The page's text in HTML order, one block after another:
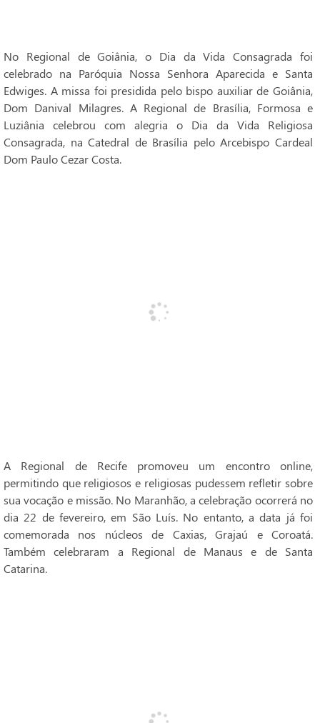
No Regional de Goiânia, o Dia da Vida Consagrada foi
celebrado na Paróquia Nossa Senhora Aparecida e Santa
Edwiges. A missa foi presidida pelo bispo auxiliar de Goiânia,
Dom Danival Milagres. A Regional de Brasília, Formosa e
Luziânia celebrou com alegria o Dia da Vida Religiosa
Consagrada, na Catedral de Brasília pelo Arcebispo Cardeal
Dom Paulo Cezar Costa.
A Regional de Recife promoveu um encontro online,
permitindo que religiosos e religiosas pudessem refletir sobre
sua vocação e missão. No Maranhão, a celebração ocorrerá no
dia 22 de fevereiro, em São Luís. No entanto, a data já foi
comemorada nos núcleos de Caxias, Grajaú e Coroatá.
Também celebraram a Regional de Manaus e de Santa
Catarina.